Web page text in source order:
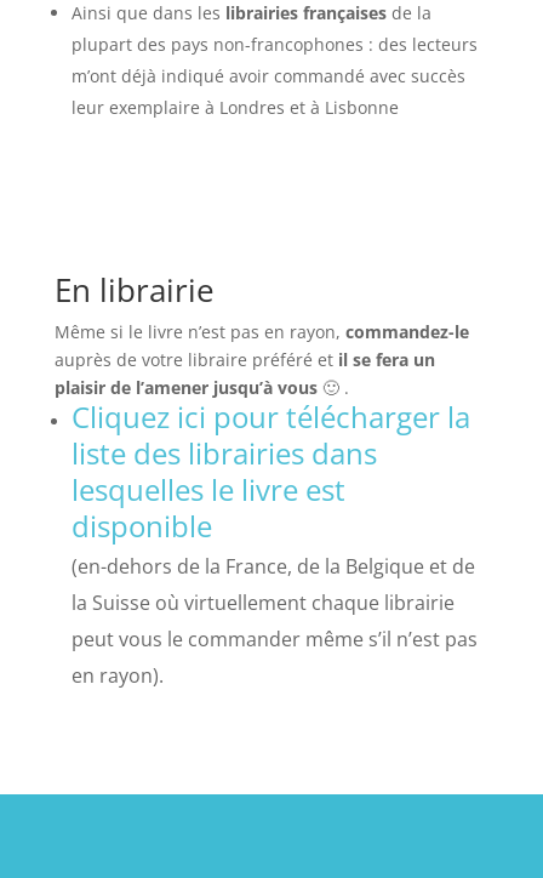
Ainsi que dans les librairies françaisesde la
plupart des pays non-francophones : des lecteurs
m’ont déjà indiqué avoir commandé avec succès
leur exemplaire à Londres et à Lisbonne
En librairie
Même si le livre n’est pas en rayon, commandez-le
auprès de votre libraire préféré et il se fera un
plaisir de l’amener jusqu’à vous🙂 .
Cliquez ici pour télécharger la
liste des librairies dans
lesquelles le livre est
disponible
(en-dehors de la France, de la Belgique et de
la Suisse où virtuellement chaque librairie
peut vous le commander même s’il n’est pas
en rayon).